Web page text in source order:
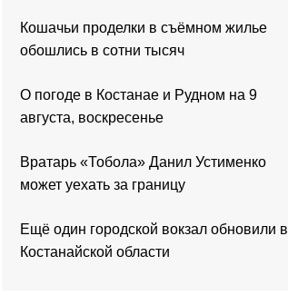
Кошачьи проделки в съёмном жилье
обошлись в сотни тысяч
О погоде в Костанае и Рудном на 9
августа, воскресенье
Вратарь «Тобола» Данил Устименко
может уехать за границу
Ещё один городской вокзал обновили в
Костанайской области